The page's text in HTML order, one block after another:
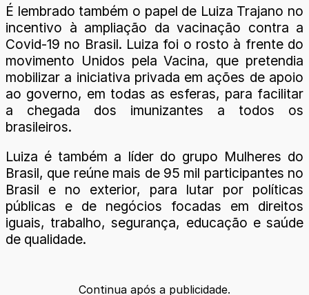
É lembrado também o papel de Luiza Trajano no
incentivo à ampliação da vacinação contra a
Covid-19 no Brasil. Luiza foi o rosto à frente do
movimento Unidos pela Vacina, que pretendia
mobilizar a iniciativa privada em ações de apoio
ao governo, em todas as esferas, para facilitar
a chegada dos imunizantes a todos os
brasileiros.
Luiza é também a líder do grupo Mulheres do
Brasil, que reúne mais de 95 mil participantes no
Brasil e no exterior, para lutar por políticas
públicas e de negócios focadas em direitos
iguais, trabalho, segurança, educação e saúde
de qualidade.
Continua após a publicidade.